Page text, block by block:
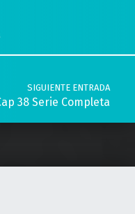
SIGUIENTE ENTRADA
38 Serie Completa